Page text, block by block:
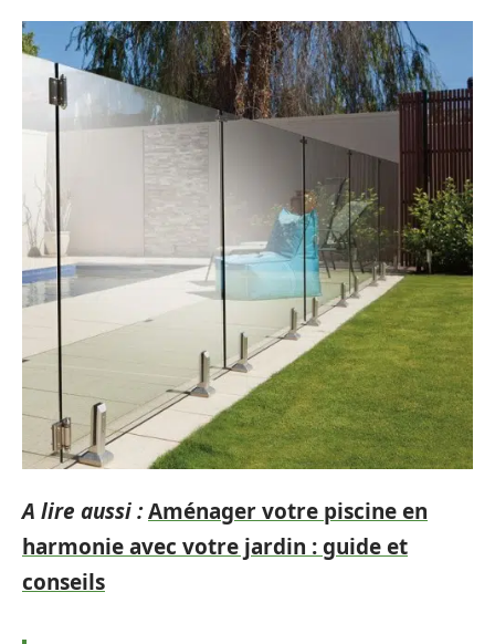
A lire aussi :Aménager votre piscine en
harmonie avec votre jardin : guide et
conseils